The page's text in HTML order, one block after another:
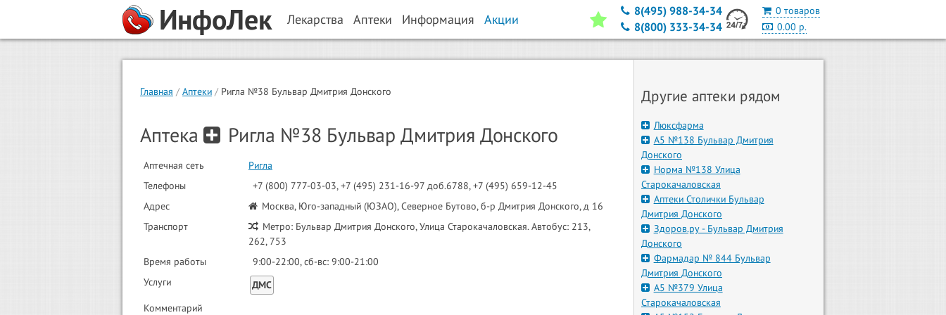
ИнфоЛек Лекарства Аптеки Информация Акции
0 товаров
0.00 р.
8(495) 988-34-34
8(800) 333-34-34
Главная Аптеки Ригла №38 Бульвар Дмитрия Донского
Аптека Ригла №38 Бульвар Дмитрия Донского
Аптечная сеть
Ригла
Телефоны
+7 (800) 777-03-03, +7 (495) 231-16-97 доб.6788, +7 (495) 659-12-45
Адрес
Москва, Юго-западный (ЮЗАО), Северное Бутово, б-р Дмитрия Донского, д 16
Транспорт
Метро: Бульвар Дмитрия Донского, Улица Старокачаловская. Автобус: 213,
262, 753
Время работы
9:00-22:00, сб-вс: 9:00-21:00
Услуги
ДМС
Комментарий
Другие аптеки рядом
Люксфарма
А5 №138 Бульвар Дмитрия
Донского
Норма №138 Улица
Старокачаловская
Аптеки Столички Бульвар
Дмитрия Донского
Здоров.ру - Бульвар Дмитрия
Донского
Фармадар № 844 Бульвар
Дмитрия Донского
А5 №379 Улица
Старокачаловская